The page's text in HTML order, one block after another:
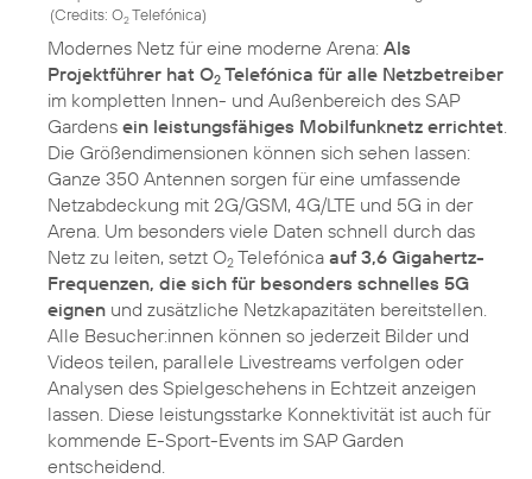
(Credits: O2Telefónica)
Modernes Netz für eine moderne Arena: Als
Projektführer hat O2 Telefónica für alle Netzbetreiber
im kompletten Innen- und Außenbereich des SAP
Gardens ein leistungsfähiges Mobilfunknetz errichtet
Die Größendimensionen können sich sehen lassen:
Ganze 350 Antennen sorgen für eine umfassende
Netzabdeckung mit 2G/GSM, 4G/LTE und 5G in der
Arena. Um besonders viele Daten schnell durch das
Netz zu leiten, setzt O2 Telefónica auf 3,6 Gigahertz-
Frequenzen, die sich für besonders schnelles 5G
eignen und zusätzliche Netzkapazitäten bereitstellen.
Alle Besucher:innen können so jederzeit Bilder und
Videos teilen, parallele Livestreams verfolgen oder
Analysen des Spielgeschehens in Echtzeit anzeigen
lassen. Diese leistungsstarke Konnektivität ist auch für
kommende E-Sport-Events im SAP Garden
entscheidend.